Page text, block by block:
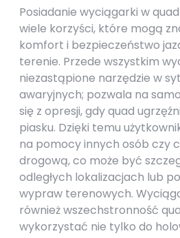
Posiadanie wyciągarki w
wiele korzyści, które mogą
komfort i bezpieczeństwo
terenie. Przede wszystkim
niezastąpione narzędzie w
awaryjnych; pozwala na
się z opresji, gdy quad
piasku. Dzięki temu
na pomocy innych osób czy
drogową, co może być
odległych lokalizacjach lub
wypraw terenowych.
również wszechstronność
wykorzystać nie tylko do